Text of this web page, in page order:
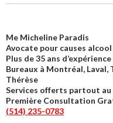
Me Micheline Paradis
Avocate pour causes
Plus de 35 ans d’expérience
Bureaux à Montréal,
Thérèse
Services offerts partout au
Première Consultation
(514) 235-0783